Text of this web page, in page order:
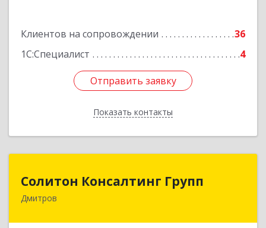
Клиентов на сопровождении
36
1С:Специалист
4
Отправить заявку
Показать контакты
Отправить заявку
Назад
Солитон Консалтинг Групп
Дмитров141804, Московская обл, г.о. Дмитровский,